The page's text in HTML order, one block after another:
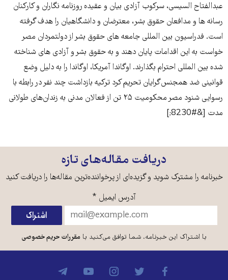
عبدالفتاح السیسی، سرکوب آزادی بیان و عقیده روزنامه نگاران و کارکنان
رسانه ها و مدافعان حقوق بشر، معترضان و دانشگاهیان را هدف گرفته
است. فدراسیون بین المللی جامعه های حقوق بشر از دولتمردان مصر
خواست به این اقدامات پایان دهند و به حقوق بشر و آزادی های شناخته
شده بین المللی احترام بگذارند. اوگاندا آمریکا، اوگاندا را به دلیل وضع
قوانینی ضد همجنس‌گرایان تحریم کرد ترکیه بازداشت چند نفر در رابطه با
رسوایی شنود مصر محکومیت ۲۵ تن از فعالان مدنی به زندان‌های طولانی
مدت [&#8230;]
دریافت مقاله‌های تازه
خبرنامه را مشترک شوید و گزیده‌ای از پرخواننده‌ترین مقاله‌ها را دریافت کنید
آدرس ایمیل *
با اشتراک این خبرنامه، شما توافق می‌کنید بامقررات حریم خصوصی